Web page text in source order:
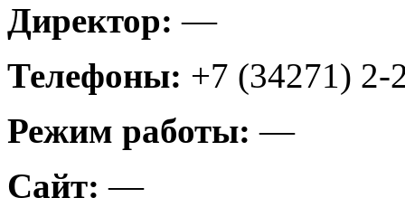
Директор:—
Телефоны: +7 (34271) 2-
Режим работы:—
Сайт:—